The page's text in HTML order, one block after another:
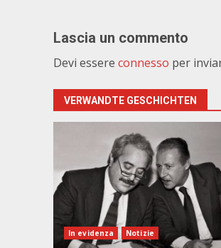
Lascia un commento
Devi essere connesso per
VERWANDTE GESCHICHTEN
In evidenza Notizie